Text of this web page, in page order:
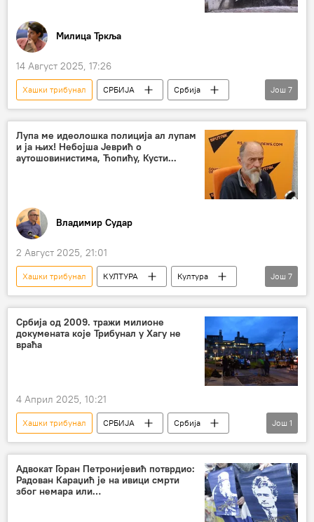
Милица Тркља
14 Август 2025, 17:26
Хашки трибунал СРБИЈА
Србија
Анализе и мишљења
Радован Караџић
Ратко Младић
Дарко Младић
затвор
Још 7
Лупа ме идеолошка полиција ал лупам
и ја њих! Небојша Јеврић о
аутошовинистима, Ћопићу, Кусти...
Владимир Судар
2 Август 2025, 21:01
Хашки трибунал КУЛТУРА
Култура
Орбита културе
Србија
Књижевност
Емир Кустурица
Бранко Ћопић
Још 7
Србија од 2009. тражи милионе
докумената које Трибунал у Хагу не
враћа
4 Април 2025, 10:21
Хашки трибунал СРБИЈА
Србија
Србија – политика
Још 1
Адвокат Горан Петронијевић потврдио:
Радован Караџић је на ивици смрти
због немара или…